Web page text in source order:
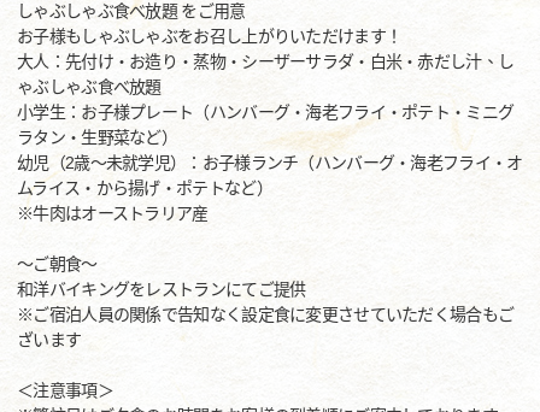
しゃぶしゃぶ食べ放題 をご用意
お子様もしゃぶしゃぶをお召し上がりいただけます！
大人：先付け・お造り・蒸物・シーザーサラダ・白米・赤だし汁、し
ゃぶしゃぶ食べ放題
小学生：お子様プレート（ハンバーグ・海老フライ・ポテト・ミニグ
ラタン・生野菜など）
幼児（2歳～未就学児）：お子様ランチ（ハンバーグ・海老フライ・オ
ムライス・から揚げ・ポテトなど）
※牛肉はオーストラリア産
～ご朝食～
和洋バイキングをレストランにてご提供
※ご宿泊人員の関係で告知なく設定食に変更させていただく場合もご
ざいます
＜注意事項＞